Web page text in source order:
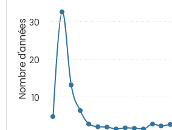
Nombre d'années 10
20
30